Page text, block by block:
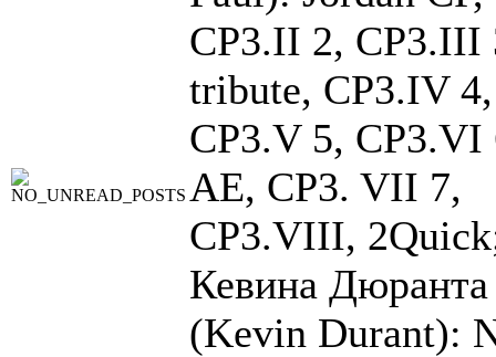
CP3.II 2, CP3.III
tribute, CP3.IV 4,
CP3.V 5, CP3.VI
AE, CP3. VII 7,
CP3.VIII,
Кевина Дюранта
(Kevin Durant):